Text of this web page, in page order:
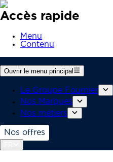
Accès rapide
Menu
Contenu
Ouvrir le menu principal
Le Groupe Fournier
Nos Marques
Nos métiers
Nos offres